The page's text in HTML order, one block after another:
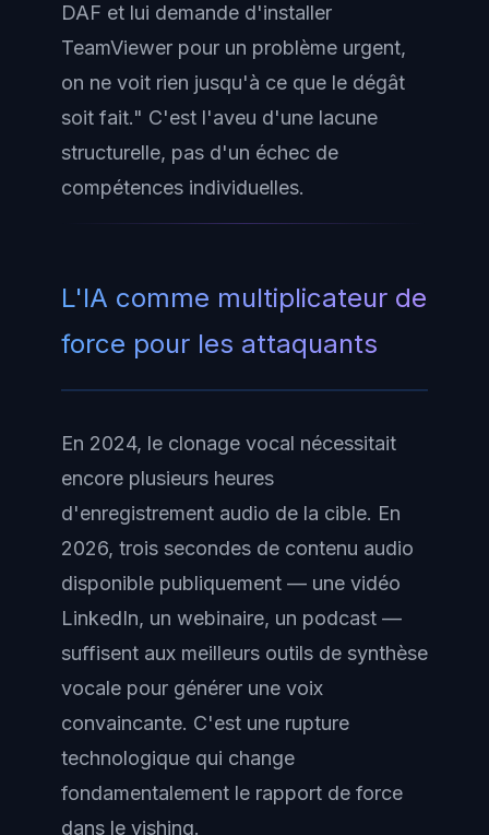
DAF et lui demande d'installer
TeamViewer pour un problème urgent,
on ne voit rien jusqu'à ce que le dégât
soit fait." C'est l'aveu d'une lacune
structurelle, pas d'un échec de
compétences individuelles.
L'IA comme multiplicateur de
force pour les attaquants
En 2024, le clonage vocal nécessitait
encore plusieurs heures
d'enregistrement audio de la cible. En
2026, trois secondes de contenu audio
disponible publiquement — une vidéo
LinkedIn, un webinaire, un podcast —
suffisent aux meilleurs outils de synthèse
vocale pour générer une voix
convaincante. C'est une rupture
technologique qui change
fondamentalement le rapport de force
dans le vishing.